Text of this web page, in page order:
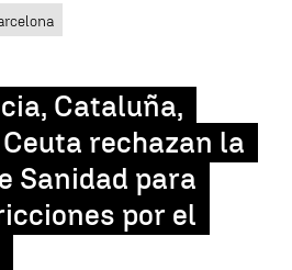
Cataluña,
rechazan la
Sanidad para
por el